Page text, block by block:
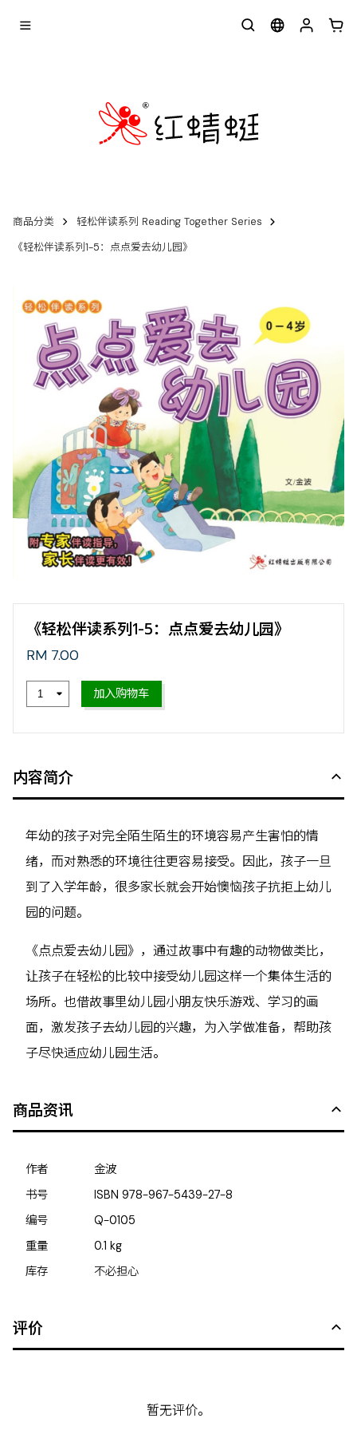
商品分类
轻松伴读系列 Reading Together Series
《轻松伴读系列1-5：点点爱去幼儿园》
《轻松伴读系列1-5：点点爱去幼儿园》
RM 7.00
加入购物车
内容简介
年幼的孩子对完全陌生陌生的环境容易产生害怕的情
绪，而对熟悉的环境往往更容易接受。因此，孩子一旦
到了入学年龄，很多家长就会开始懊恼孩子抗拒上幼儿
园的问题。
《点点爱去幼儿园》，通过故事中有趣的动物做类比，
让孩子在轻松的比较中接受幼儿园这样一个集体生活的
场所。也借故事里幼儿园小朋友快乐游戏、学习的画
面，激发孩子去幼儿园的兴趣，为入学做准备，帮助孩
子尽快适应幼儿园生活。
商品资讯
作者
金波
书号
ISBN978-967-5439-27-8
编号
Q-0105
重量
0.1 kg
库存
不必担心
评价
暂无评价。